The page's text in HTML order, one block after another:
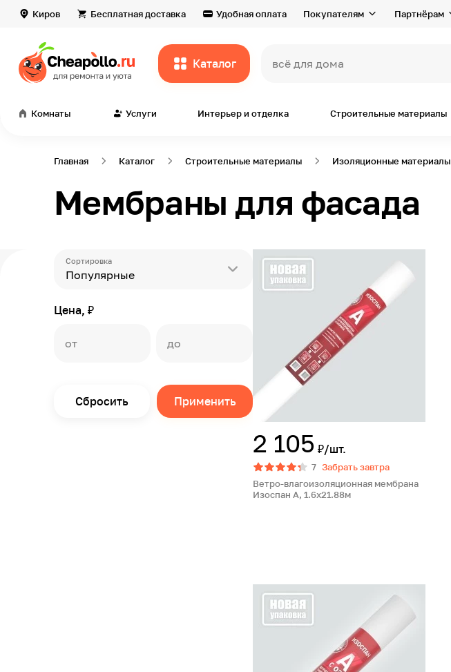
Киров Бесплатная доставка Удобная оплата Покупателям Партнёрам
Каталог всё для дома и рем
Комнаты Услуги Интерьер и отделка Строительные материалы
Главная Каталог Строительные материалы Изоляционные материалы
Мембраны для фасада
Сортировка
Популярные
Цена, ₽
Сбросить Применить
2 105 ₽/шт.
7 Забрать завтра
Ветро-влагоизоляционная мембрана
Изоспан A, 1.6х21.88м